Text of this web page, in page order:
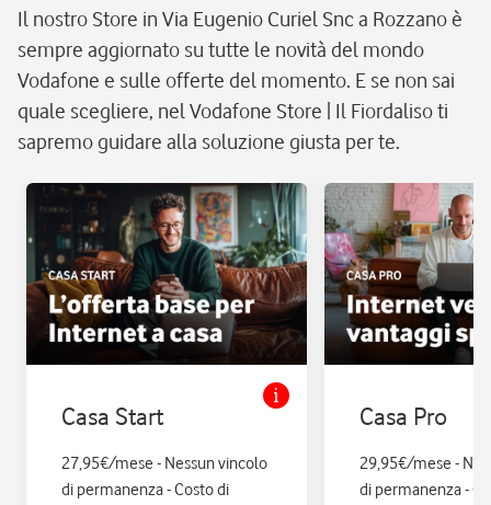
Il nostro Store in Via Eugenio Curiel Snc a Rozzano è
sempre aggiornato su tutte le novità del mondo
Vodafone e sulle offerte del momento. E se non sai
quale scegliere, nel Vodafone Store | Il Fiordaliso ti
sapremo guidare alla soluzione giusta per te.
Casa Start
27,95€/mese - Nessun vincolo
di permanenza - Costo di
Casa Pro
29,95€/mese -
di permanenza -